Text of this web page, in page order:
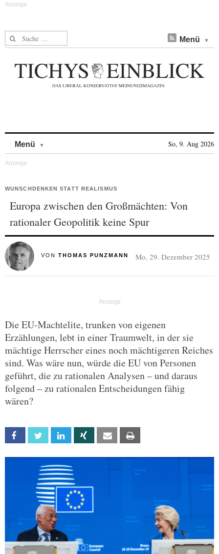
Suche nach: Menü
Menü So, 9. Aug 2026
WUNSCHDENKEN STATT REALISMUS
Europa zwischen den Großmächten: Von
rationaler Geopolitik keine Spur
VON THOMAS PUNZMANN Mo, 29. Dezember 2025
Die EU-Machtelite, trunken von eigenen
Erzählungen, lebt in einer Traumwelt, in der sie
mächtige Herrscher eines noch mächtigeren Reiches
sind. Was wäre nun, würde die EU von Personen
geführt, die zu rationalen Analysen – und daraus
folgend – zu rationalen Entscheidungen fähig
wären?
Facebook Twitter Linkedin Xing Email